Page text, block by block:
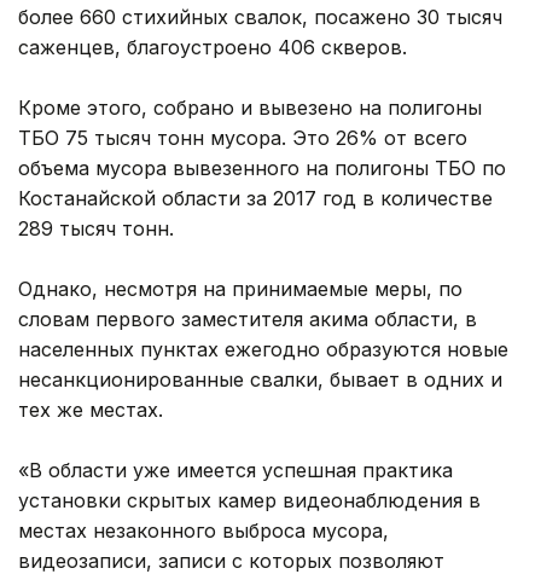
более 660 стихийных свалок, посажено 30 тысяч
саженцев, благоустроено 406 скверов.
Кроме этого, собрано и вывезено на полигоны
ТБО 75 тысяч тонн мусора. Это 26% от всего
объема мусора вывезенного на полигоны ТБО по
Костанайской области за 2017 год в количестве
289 тысяч тонн.
Однако, несмотря на принимаемые меры, по
словам первого заместителя акима области, в
населенных пунктах ежегодно образуются новые
несанкционированные свалки, бывает в одних и
тех же местах.
«В области уже имеется успешная практика
установки скрытых камер видеонаблюдения в
местах незаконного выброса мусора,
видеозаписи, записи с которых позволяют